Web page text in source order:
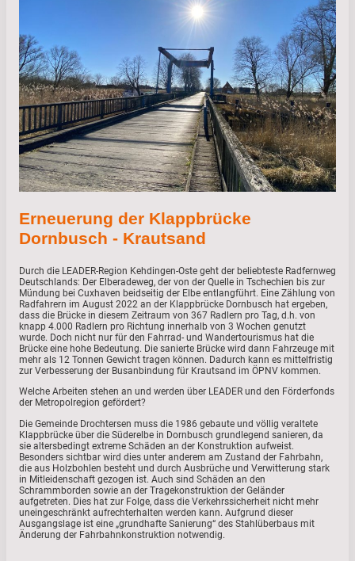
Erneuerung der Klappbrücke
Dornbusch - Krautsand
Durch die LEADER-Region Kehdingen-Oste geht der beliebteste Radfernweg
Deutschlands: Der Elberadeweg, der von der Quelle in Tschechien bis zur
Mündung bei Cuxhaven beidseitig der Elbe entlangführt. Eine Zählung von
Radfahrern im August 2022 an der Klappbrücke Dornbusch hat ergeben,
dass die Brücke in diesem Zeitraum von 367 Radlern pro Tag, d.h. von
knapp 4.000 Radlern pro Richtung innerhalb von 3 Wochen genutzt
wurde. Doch nicht nur für den Fahrrad- und Wandertourismus hat die
Brücke eine hohe Bedeutung. Die sanierte Brücke wird dann Fahrzeuge mit
mehr als 12 Tonnen Gewicht tragen können. Dadurch kann es mittelfristig
zur Verbesserung der Busanbindung für Krautsand im ÖPNV kommen.
Welche Arbeiten stehen an und werden über LEADER und den Förderfonds
der Metropolregion gefördert?
Die Gemeinde Drochtersen muss die 1986 gebaute und völlig veraltete
Klappbrücke über die Süderelbe in Dornbusch grundlegend sanieren, da
sie altersbedingt extreme Schäden an der Konstruktion aufweist.
Besonders sichtbar wird dies unter anderem am Zustand der Fahrbahn,
die aus Holzbohlen besteht und durch Ausbrüche und Verwitterung stark
in Mitleidenschaft gezogen ist. Auch sind Schäden an den
Schrammborden sowie an der Tragekonstruktion der Geländer
aufgetreten. Dies hat zur Folge, dass die Verkehrssicherheit nicht mehr
uneingeschränkt aufrechterhalten werden kann. Aufgrund dieser
Ausgangslage ist eine „grundhafte Sanierung“ des Stahlüberbaus mit
Änderung der Fahrbahnkonstruktion notwendig.